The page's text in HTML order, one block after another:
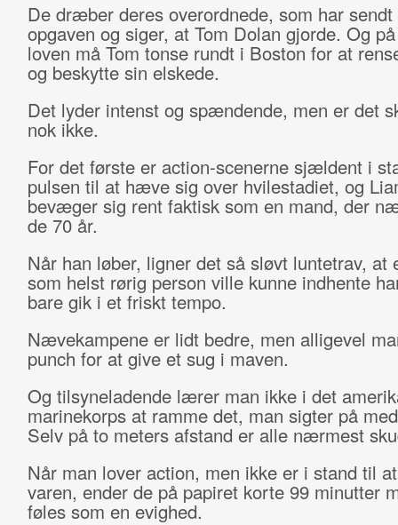
De dræber deres overordnede, som har sendt
opgaven og siger, at Tom Dolan gjorde. Og
loven må Tom tonse rundt i Boston for at
og beskytte sin elskede.
Det lyder intenst og spændende, men er det
nok ikke.
For det første er action-scenerne sjældent i
pulsen til at hæve sig over hvilestadiet, og
bevæger sig rent faktisk som en mand, der
de 70 år.
Når han løber, ligner det så sløvt luntetrav, at
som helst rørig person ville kunne indhente
bare gik i et friskt tempo.
Nævekampene er lidt bedre, men alligevel
punch for at give et sug i maven.
Og tilsyneladende lærer man ikke i det
marinekorps at ramme det, man sigter på
Selv på to meters afstand er alle nærmest
Når man lover action, men ikke er i stand til
varen, ender de på papiret korte 99 minutter
føles som en evighed.